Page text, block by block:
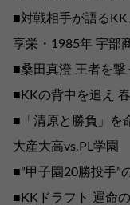
■対戦相手が語る
享栄・1985年 宇部
■桑田真澄 王者を撃
■KKの背中を追え
■「清原と勝負」を
大産大高vs.PL学園
■”甲子園20勝投手”
■KKドラフト 運命